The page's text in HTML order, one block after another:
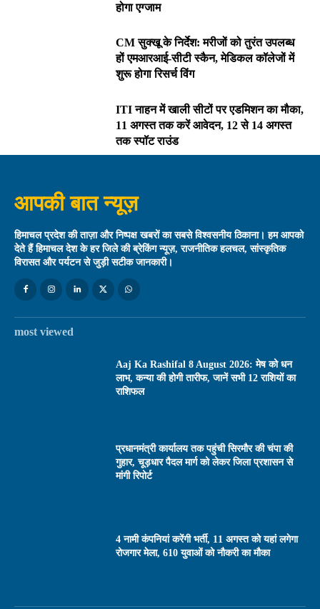
होगा एग्जाम
CM सुक्खू के निर्देश: मरीजों को तुरंत उपलब्ध
हों एमआरआई-सीटी स्कैन, मेडिकल कॉलेजों में
शुरू होगा रिसर्च विंग
ITI नाहन में खाली सीटों पर एडमिशन का मौका,
11 अगस्त तक करें आवेदन, 12 से 14 अगस्त
तक स्पॉट राउंड
आपकी बात न्यूज़
हिमाचल प्रदेश की ताज़ा और निष्पक्ष खबरों का सबसे विश्वसनीय ठिकाना। हम आपको
देते हैं हिमाचल देश के हर जिले की ब्रेकिंग न्यूज़, राजनीतिक हलचल, सांस्कृतिक
विरासत और पर्यटन से जुड़ी सटीक जानकारी।
most viewed
Aaj Ka Rashifal 8 August 2026: मेष को धन
लाभ, कन्या की होगी तारीफ, जानें सभी 12 राशियों का
राशिफल
प्रधानमंत्री कार्यालय तक पहुंची सिरमौर की चंपा की
गुहार, चूड़धार पैदल मार्ग को लेकर जिला प्रशासन से
मांगी रिपोर्ट
4 नामी कंपनियां करेंगी भर्ती, 11 अगस्त को यहां लगेगा
रोजगार मेला, 610 युवाओं को नौकरी का मौका